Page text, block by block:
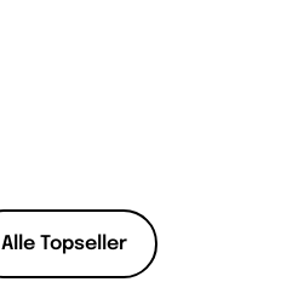
Alle Topseller